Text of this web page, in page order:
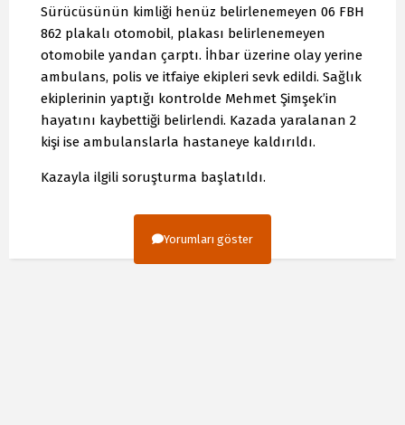
Sürücüsünün kimliği henüz belirlenemeyen 06 FBH
862 plakalı otomobil, plakası belirlenemeyen
otomobile yandan çarptı. İhbar üzerine olay yerine
ambulans, polis ve itfaiye ekipleri sevk edildi. Sağlık
ekiplerinin yaptığı kontrolde Mehmet Şimşek’in
hayatını kaybettiği belirlendi. Kazada yaralanan 2
kişi ise ambulanslarla hastaneye kaldırıldı.
Kazayla ilgili soruşturma başlatıldı.
Yorumları göster